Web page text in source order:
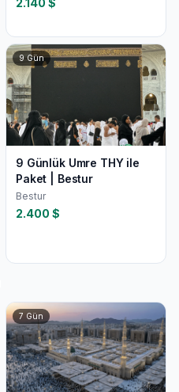
2.140 $
9Gün
9 Günlük Umre THY ile
Paket | Bestur
Bestur
2.400 $
7 Gün